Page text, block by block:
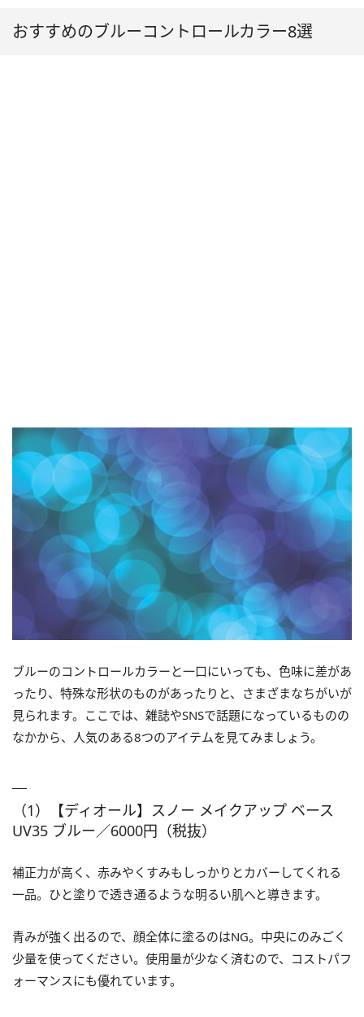
おすすめのブルーコントロールカラー8選
ブルーのコントロールカラーと一口にいっても、色味に差があ
ったり、特殊な形状のものがあったりと、さまざまなちがいが
見られます。ここでは、雑誌やSNSで話題になっているものの
なかから、人気のある8つのアイテムを見てみましょう。
（1）【ディオール】スノー メイクアップ ベース
UV35 ブルー／6000円（税抜）
補正力が高く、赤みやくすみもしっかりとカバーしてくれる
一品。ひと塗りで透き通るような明るい肌へと導きます。
青みが強く出るので、顔全体に塗るのはNG。中央にのみごく
少量を使ってください。使用量が少なく済むので、コストパフ
ォーマンスにも優れています。